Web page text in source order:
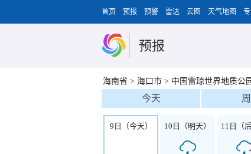
首页 预报 预警 雷达 云图 天气地图
预报
海南省 > 海口市 > 中国雷琼世界地质公
今天
9日（今天） 10日（明天） 11日（